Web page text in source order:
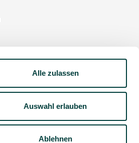
Alle zulassen
Auswahl erlauben
Ablehnen